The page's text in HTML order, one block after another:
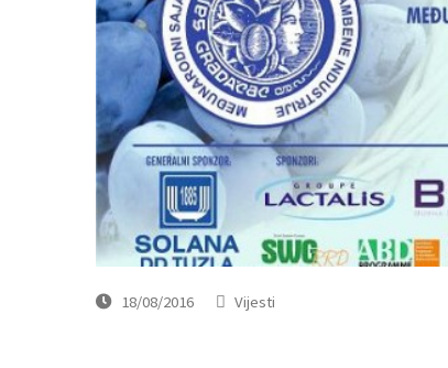
18/08/2016 Vijesti